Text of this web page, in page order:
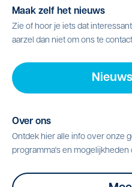
Maak zelf het nieuws
Zie of hoor je iets dat
aarzel dan niet om ons te
Over ons
Ontdek hier alle info over onze
programma's en mogelijkheden